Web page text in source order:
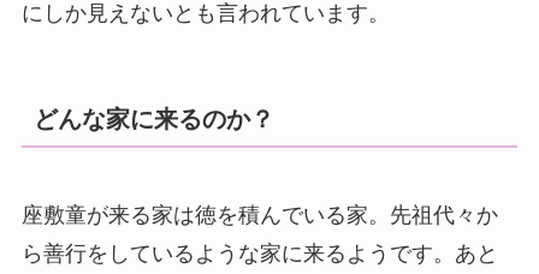
にしか見えないとも言われています。
どんな家に来るのか？
座敷童が来る家は徳を積んでいる家。先祖代々か
ら善行をしているような家に来るようです。あと